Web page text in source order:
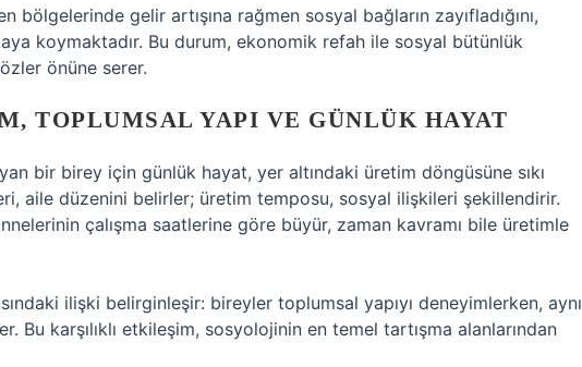
bölgelerinde gelir artışına rağmen sosyal bağların zayıfladığını,
koymaktadır. Bu durum, ekonomik refah ile sosyal bütünlük
önüne serer.
TOPLUMSAL YAPI VE GÜNLÜK HAYAT
bir birey için günlük hayat, yer altındaki üretim döngüsüne sıkı
aile düzenini belirler; üretim temposu, sosyal ilişkileri şekillendirir.
çalışma saatlerine göre büyür, zaman kavramı bile üretimle
ilişki belirginleşir: bireyler toplumsal yapıyı deneyimlerken, aynı
Bu karşılıklı etkileşim, sosyolojinin en temel tartışma alanlarından